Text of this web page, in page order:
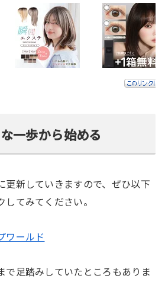
一歩から始める
更新していきますので、ぜひ以下
てみてください。
ワールド
で足踏みしていたところもありま